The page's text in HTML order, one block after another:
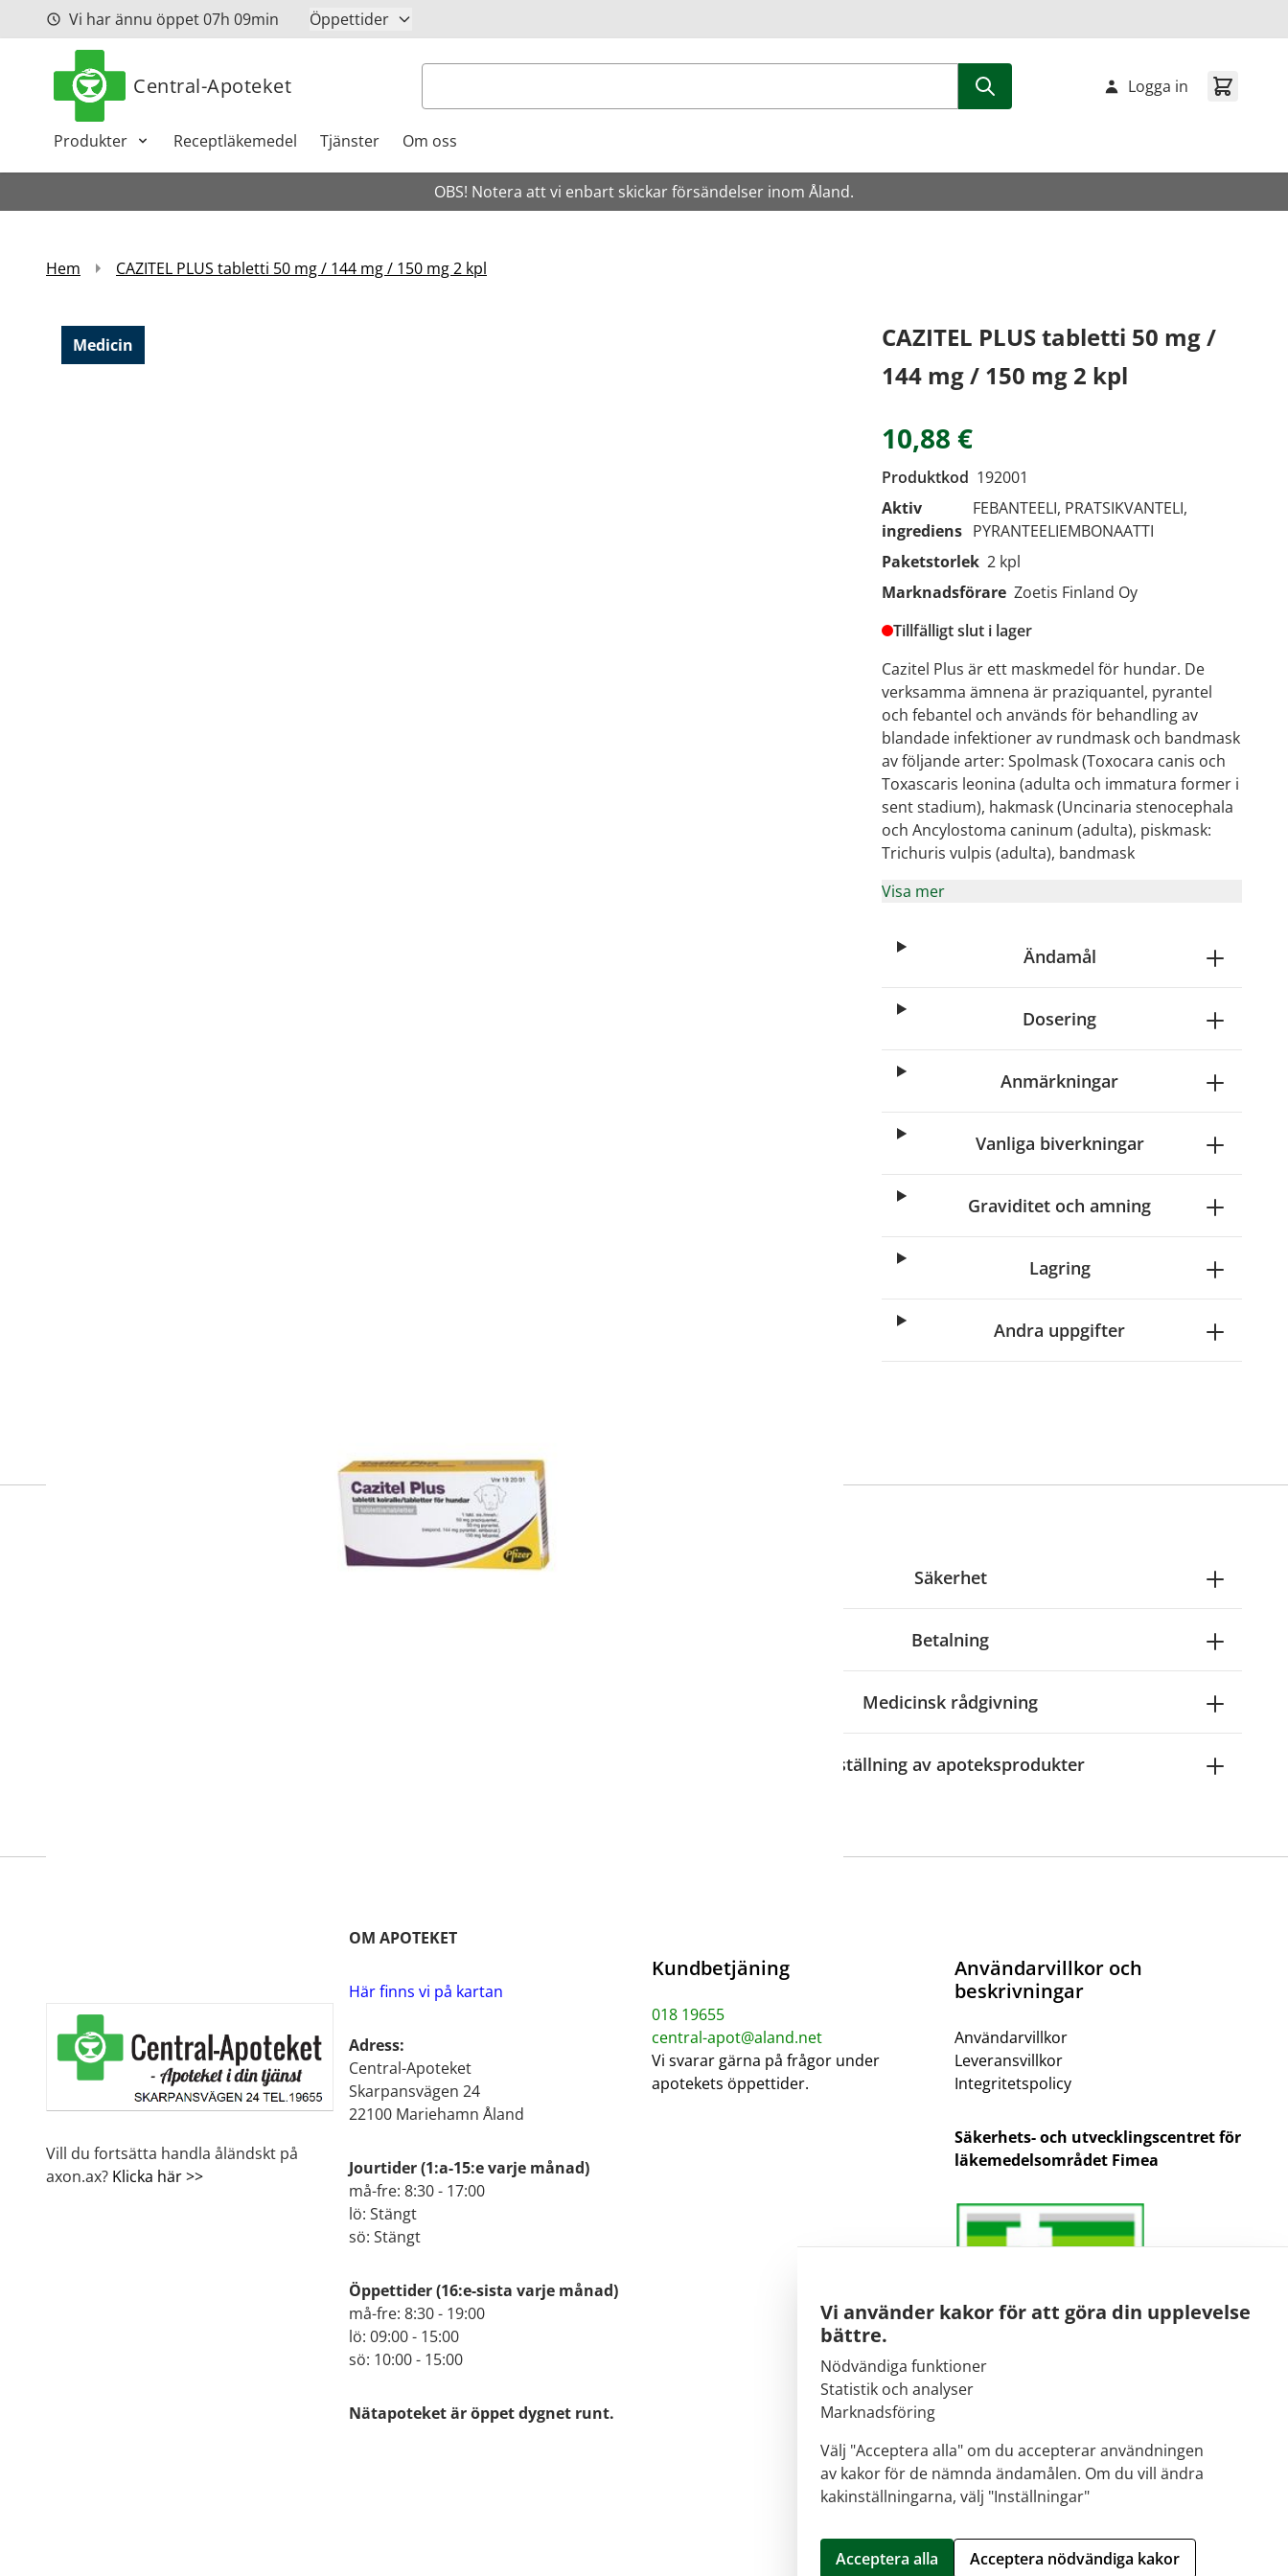
Vi använder kakor för att göra din upplevelse
bättre.
Nödvändiga funktioner
Statistik och analyser
Marknadsföring
Välj "Acceptera alla" om du accepterar användningen
av kakor för de nämnda ändamålen. Om du vill ändra
kakinställningarna, välj "Inställningar"
Acceptera alla Acceptera nödvändiga kakor
Hoppa till innehållVi har ännu öppet07h 09min Öppettider
Central-Apoteket Sök
Produkter Receptläkemedel Tjänster Om oss
Logga in
OBS! Notera att vi enbart skickar försändelser inom Åland.
Hem CAZITEL PLUS tabletti 50 mg / 144 mg / 150 mg 2 kpl
Medicin
CAZITEL PLUS tabletti 50 mg /
144 mg / 150 mg 2 kpl
10,88 €
Produktkod 192001
Aktiv
ingrediens
FEBANTEELI, PRATSIKVANTELI,
PYRANTEELIEMBONAATTI
Paketstorlek 2 kpl
Marknadsförare Zoetis Finland Oy
Tillfälligt slut i lager
Cazitel Plus är ett maskmedel för hundar. De
verksamma ämnena är praziquantel, pyrantel
och febantel och används för behandling av
blandade infektioner av rundmask och bandmask
av följande arter: Spolmask (Toxocara canis och
Toxascaris leonina (adulta och immatura former i
sent stadium), hakmask (Uncinaria stenocephala
och Ancylostoma caninum (adulta), piskmask:
Trichuris vulpis (adulta), bandmask
Visa mer
Ändamål
Dosering
Anmärkningar
Vanliga biverkningar
Graviditet och amning
Lagring
Andra uppgifter
Hur beställer jag receptbelagda
Säkerhet
Betalning
Medicinsk rådgivning
Beställning av apoteksprodukter
Vill du fortsätta handla åländskt på
axon.ax? Klicka här >>
OM APOTEKET
Här finns vi på kartan
Adress:
Central-Apoteket
Skarpansvägen 24
22100 Mariehamn Åland
Jourtider(1:a-15:e varje månad)
må-fre: 8:30 - 17:00
lö: Stängt
sö: Stängt
Öppettider(16:e-sista varje månad)
må-fre: 8:30 - 19:00
lö: 09:00 - 15:00
sö: 10:00 - 15:00
Nätapoteket är öppet dygnet runt.
Kundbetjäning
018 19655
central-apot@aland.net
Vi svarar gärna på frågor under
apotekets öppettider.
Användarvillkor och
beskrivningar
Användarvillkor
Leveransvillkor
Integritetspolicy
Säkerhets- och utvecklingscentret för
läkemedelsområdet Fimea
Fimeas växel:
029 522 3341